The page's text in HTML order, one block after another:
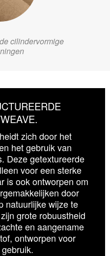
cilindervormige
zich door het
het gebruik van
Deze getextureerde
voor een sterke
is ook ontworpen om
door
natuurlijke wijze te
grote robuustheid
en aangename
ontworpen voor